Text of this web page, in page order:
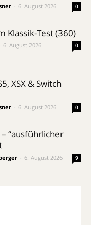
6. August 2026 0
Klassik-Test (360)
6. August 2026 0
XSX & Switch
6. August 2026 0
“ausführlicher
6. August 2026 9